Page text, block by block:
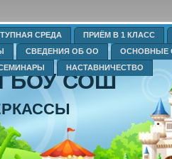
СРЕДА ПРИЁМ В 1 КЛАСС
СВЕДЕНИЯ ОБ ОО ОСНОВНЫЕ
НАСТАВНИЧЕСТВО
ГБОУ СОШ